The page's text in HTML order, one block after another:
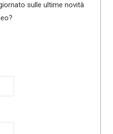
sulle ultime novità